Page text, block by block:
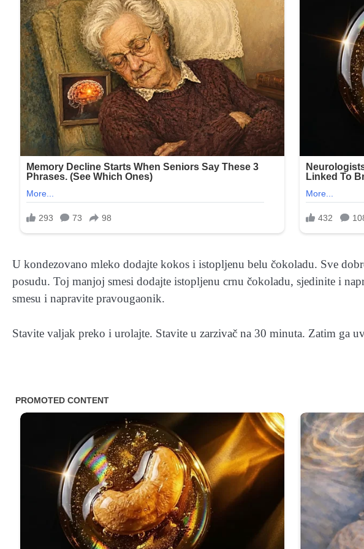
U kondezovano mleko dodajte kokos i istopljenu belu čokoladu. Sve
posudu. Toj manjoj smesi dodajte istopljenu crnu čokoladu, sjedinite i
smesu i napravite pravougaonik.
Stavite valjak preko i urolajte. Stavite u zarzivač na 30 minuta. Zatim ga